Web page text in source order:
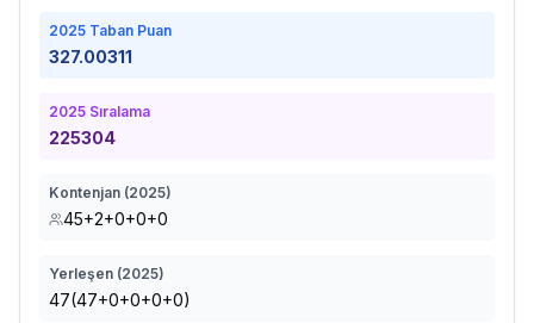
2025 Taban Puan
327.00311
2025 Sıralama
225304
Kontenjan (2025)
45+2+0+0+0
Yerleşen (2025)
47(47+0+0+0+0)